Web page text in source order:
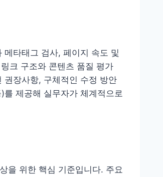
타태그 검사, 페이지 속도 및
크 구조와 콘텐츠 품질 평가
권장사항, 구체적인 수정 방안
제공해 실무자가 체계적으로
을 위한 핵심 기준입니다. 주요